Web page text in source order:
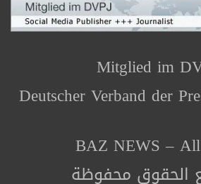
Mitglied im
Deutscher Verband der
© 2026 BAZ NEWS –